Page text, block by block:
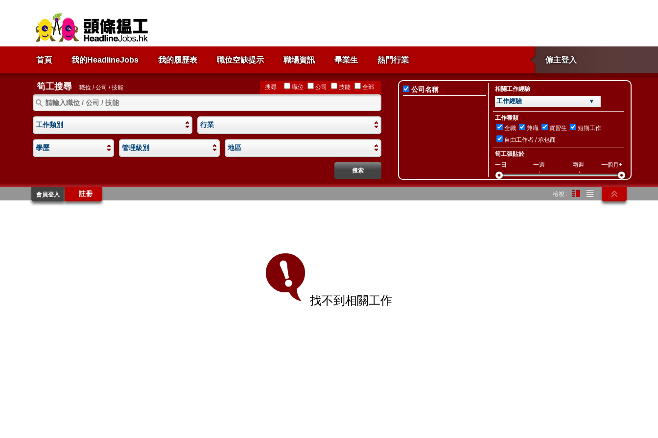
首頁 我的HeadlineJobs 我的履歷表 職位空缺提示 職場資訊 畢業生 僱主登入
熱門行業
筍工搜尋 職位 / 公司 / 技能 搜尋 職位 公司 技能 全部
工作類別 行業
學歷 管理級別 地區
公司名稱 相關工作經驗
工作經驗 ▼
工作種類
全職
兼職 實習生
短期工作
自由工作者 / 承包商
筍工張貼於
一日
一週 兩週 一個月+
會員登入 註冊 檢視 :
找不到相關工作